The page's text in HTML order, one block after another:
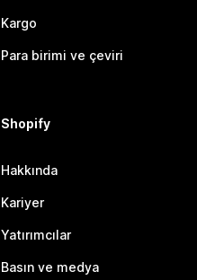
Kargo
Para birimi ve çeviri
Shopify
Hakkında
Kariyer
Yatırımcılar
Basın ve medya